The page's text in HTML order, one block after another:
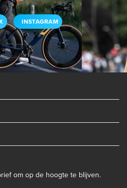
INSTAGRAM
om op de hoogte te blijven.